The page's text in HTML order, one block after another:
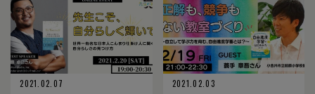
開
閉
す
る
2021.02.07
2021.02.03